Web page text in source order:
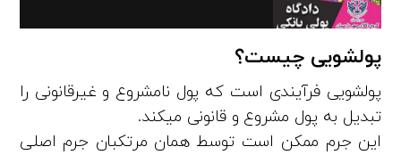
پولشویی چیست؟
پولشویی فرآیندی است که پول نامشروع و غیرقانونی را
تبدیل به پول مشروع و قانونی میکند.
این جرم ممکن است توسط همان مرتکبان جرم اصلی